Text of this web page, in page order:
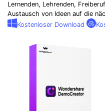
Lernenden, Lehrenden,
Austausch von Ideen auf die
Kostenloser Download